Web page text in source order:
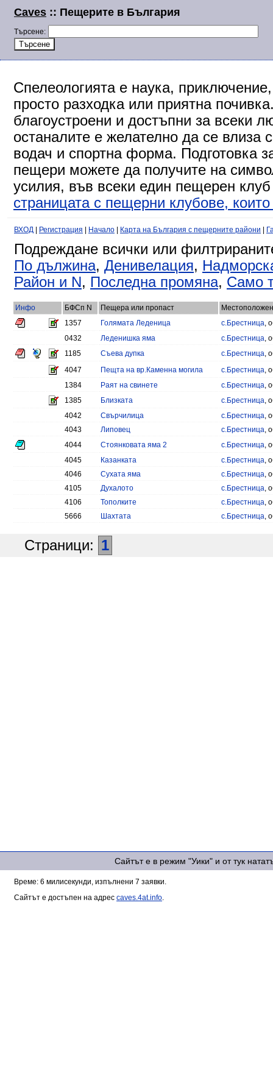
Caves :: Пещерите в България
Търсене:
Спелеологията е наука,
просто разходка или приятна
благоустроени и достъпни за всеки
останалите е желателно да се влиза
водач и спортна форма. Подготовка
пещери можете да получите на
усилия, във всеки един пещерен
страницата с пещерни клубове,
ВХОД Регистрация Начало Карта на България с пещерните райони
Подреждане всички или
По дължина, Денивелация,
Район и N, Последна промяна, Само
Инфо БФСп N Пещера или пропаст
1357
Голямата Леденица с.Брестница,
0432
Леденишка яма с.Брестница,
1185
Съева дупка с.Брестница,
4047
Пещта на вр.Каменна могила с.Брестница,
1384
Раят на свинете с.Брестница,
1385
Близката с.Брестница,
4042
Свърчилица с.Брестница,
4043
Липовец с.Брестница,
4044
Стоянковата яма 2 с.Брестница,
4045
Казанката с.Брестница,
4046
Сухата яма с.Брестница,
4105
Духалото с.Брестница,
4106
Тополките с.Брестница,
5666
Шахтата с.Брестница,
Страници: 1
Сайтът е в режим "Уики" и от тук
Време: 6 милисекунди, изпълнени 7 заявки.
Сайтът е достъпен на адрес caves.4at.info.